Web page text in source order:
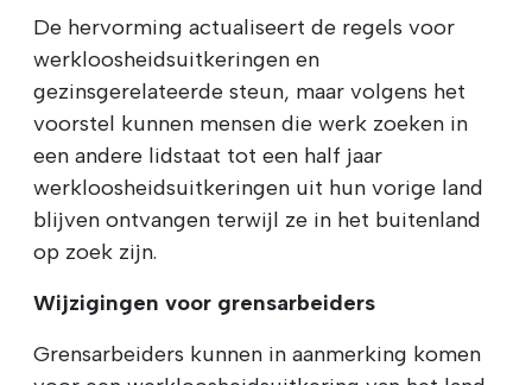
De hervorming actualiseert de regels voor
werkloosheidsuitkeringen en
gezinsgerelateerde steun, maar volgens het
voorstel kunnen mensen die werk zoeken in
een andere lidstaat tot een half jaar
werkloosheidsuitkeringen uit hun vorige land
blijven ontvangen terwijl ze in het buitenland
op zoek zijn.
Wijzigingen voor grensarbeiders
Grensarbeiders kunnen in aanmerking komen